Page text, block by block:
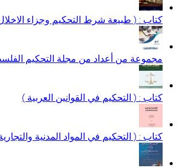
كتاب : ( طبيعة شرط التحكيم وجزاء
مجموعة من أعداد من مجلة التحكيم
كتاب : ( التحكيم في القوانين العربية )
كتاب : ( التحكيم في المواد المدنية